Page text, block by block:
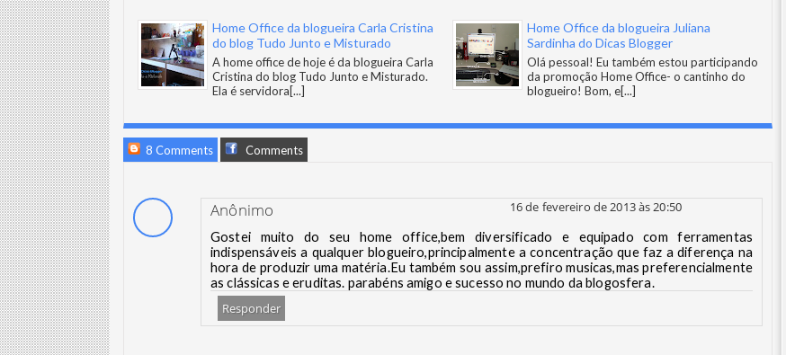
Home Office da blogueira Carla Cristina
do blog Tudo Junto e Misturado
A home office de hoje é da blogueira Carla
Cristina do blog Tudo Junto e Misturado.
Ela é servidora[...]
Home Office da blogueira Juliana
Sardinha do Dicas Blogger
Olá pessoal! Eu também estou participando
da promoção Home Office- o cantinho do
blogueiro! Bom, e[...]
8 Comments Comments
Anônimo 16 de fevereiro de 2013 às 20:50
Gostei muito do seu home office,bem diversificado e equipado com ferramentas
indispensáveis a qualquer blogueiro,principalmente a concentração que faz a diferença na
hora de produzir uma matéria.Eu também sou assim,prefiro musicas,mas preferencialmente
as clássicas e eruditas. parabéns amigo e sucesso no mundo da blogosfera.
Responder